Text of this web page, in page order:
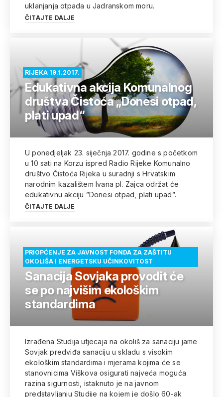
uklanjanja otpada u Jadranskom moru.
ČITAJTE DALJE
RIJEKA 19.1.2017.
Edukativna akcija Komunalnog
društva Čistoća „Donesi otpad,
plati upad“
U ponedjeljak 23. siječnja 2017. godine s početkom
u 10 sati na Korzu ispred Radio Rijeke Komunalno
društvo Čistoća Rijeka u suradnji s Hrvatskim
narodnim kazalištem Ivana pl. Zajca održat će
edukativnu akciju ”Donesi otpad, plati upad”.
ČITAJTE DALJE
PRIOPĆENJE ZA JAVNOST FONDA ZA ZAŠTITU
OKOLIŠA I ENERGETSKU UČINKOVITOST
Sanacija Sovjaka provodit će
se po najvišim ekološkim
standardima
Izrađena Studija utjecaja na okoliš za sanaciju jame
Sovjak predviđa sanaciju u skladu s visokim
ekološkim standardima i mjerama kojima će se
stanovnicima Viškova osigurati najveća moguća
razina sigurnosti, istaknuto je na javnom
predstavljanju Studije na kojem je došlo 60-ak